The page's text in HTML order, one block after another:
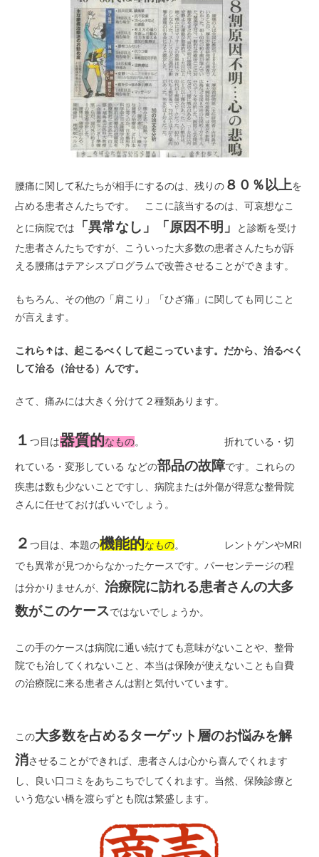
腰痛に関して私たちが相手にするのは、残りの ８０％以上を
占める患者さんたちです。 ここに該当するのは、可哀想なこ
とに病院では
「異常なし」「原因不明」
と診断を受け
た患者さんたちですが、こういった大多数の患者さんたちが訴
える腰痛はテアシスプログラムで改善させることができます。
もちろん、その他の「肩こり」「ひざ痛」に関しても同じこと
が言えます。
これら↑は、起こるべくして起こっています。 だから、治るべく
して治る（治せる）んです。
さて、痛みには大きく分けて２種類あります。
１つ目は器質的なもの。 折れている・切
れている・変形している などの部品の故障です。これらの
疾患は数も少ないことですし、病院または外傷が得意な整骨院
さんに任せておけばいいでしょう。
２つ目は、本題の機能的なもの。 レントゲンやMRI
でも異常が見つからなかったケースです。パーセンテージの程
は分かりませんが、治療院に訪れる患者さんの大多
数がこのケースではないでしょうか。
この手のケースは病院に通い続けても意味がないことや、整骨
院でも治してくれないこと、本当は保険が使えないことも自費
の治療院に来る患者さんは割と気付いています。
この大多数を占めるターゲット層のお悩みを解
消させることができれば、患者さんは心から喜んでくれます
し、良い口コミをあちこちでしてくれます。当然、保険診療と
いう危ない橋を渡らずとも院は繁盛します。